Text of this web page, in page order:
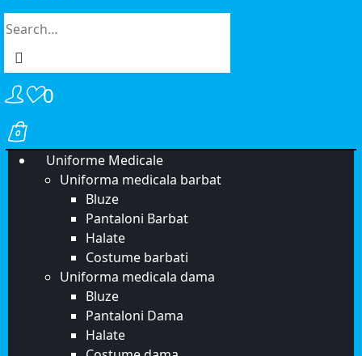
0
Uniforme Medicale
Uniforma medicala barbat
Bluze
Pantaloni Barbat
Halate
Costume barbati
Uniforma medicala dama
Bluze
Pantaloni Dama
Halate